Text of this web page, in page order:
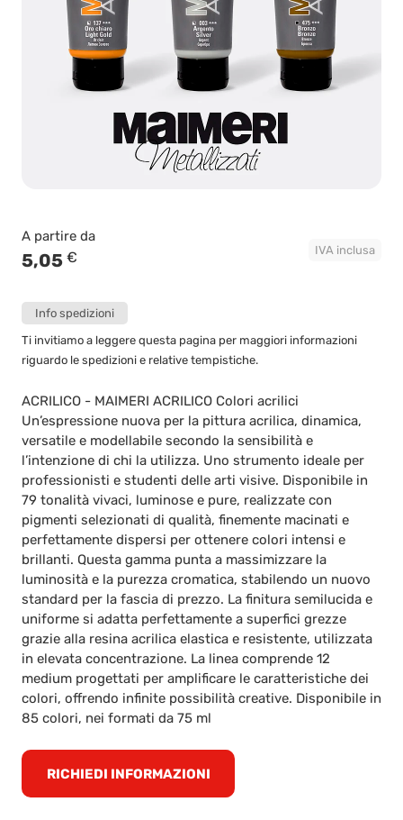
A partire da
5,05 € IVA inclusa
Info spedizioni
Ti invitiamo a leggere questa pagina per maggiori informazioni
riguardo le spedizioni e relative tempistiche.
ACRILICO - MAIMERI ACRILICO Colori acrilici
Un’espressione nuova per la pittura acrilica, dinamica,
versatile e modellabile secondo la sensibilità e
l’intenzione di chi la utilizza. Uno strumento ideale per
professionisti e studenti delle arti visive. Disponibile in
79 tonalità vivaci, luminose e pure, realizzate con
pigmenti selezionati di qualità, finemente macinati e
perfettamente dispersi per ottenere colori intensi e
brillanti. Questa gamma punta a massimizzare la
luminosità e la purezza cromatica, stabilendo un nuovo
standard per la fascia di prezzo. La finitura semilucida e
uniforme si adatta perfettamente a superfici grezze
grazie alla resina acrilica elastica e resistente, utilizzata
in elevata concentrazione. La linea comprende 12
medium progettati per amplificare le caratteristiche dei
colori, offrendo infinite possibilità creative. Disponibile in
85 colori, nei formati da 75 ml
RICHIEDI INFORMAZIONI